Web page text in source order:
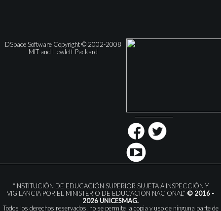
DSpace Software Copyright © 2002-2008
MIT and Hewlett-Packard
“INSTITUCIÓN DE EDUCACIÓN SUPERIOR SUJETA A INSPECCIÓN Y
VIGILANCIA POR EL MINISTERIO DE EDUCACIÓN NACIONAL” © 2016 -
2026 UNICESMAG.
Todos los derechos reservados, no se permite la copia y uso de ninguna parte de